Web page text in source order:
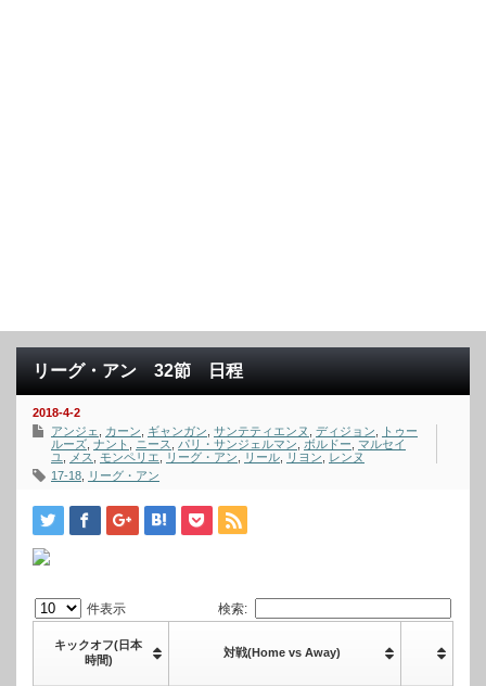
リーグ・アン 32節 日程
2018-4-2
アンジェ
カーン ギャンガン サンテティエンヌ ディジョン
トゥー
ルーズ ナント ニース パリ・サンジェルマン ボルドー
マルセイ
ユ
メス モンペリエ リーグ・アン リール リヨン
レンヌ
17-18
リーグ・アン
件表示 検索:
キックオフ(日本
時間)
対戦(Home vs Away)